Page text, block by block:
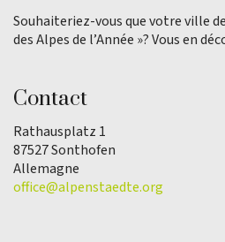
Souhaiteriez-vous que votre ville
des Alpes de l’Année »? Vous en
Contact
Rathausplatz 1
87527 Sonthofen
Allemagne
office@alpenstaedte.org